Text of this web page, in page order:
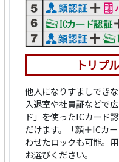
トリプ
他人になりすましでき
入退室や社員証などで
ド」を使ったICカード
だけます。「顔＋ICカ
わせたロックも可能。
お選びください。